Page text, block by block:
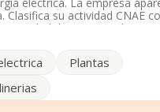
su actividad CNAE
de importación y/o
es 914179963 y el correo
tiene domicilio
Plantas